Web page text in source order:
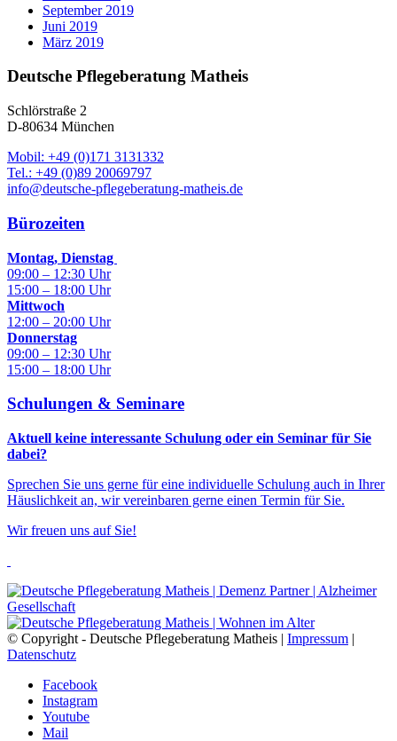
September 2019
Juni 2019
März 2019
Deutsche Pflegeberatung Matheis
Schlörstraße 2
D-80634 München
Mobil: +49 (0)171 3131332
Tel.: +49 (0)89 20069797
info@deutsche-pflegeberatung-matheis.de
Bürozeiten
Montag, Dienstag
09:00 – 12:30 Uhr
15:00 – 18:00 Uhr
Mittwoch
12:00 – 20:00 Uhr
Donnerstag
09:00 – 12:30 Uhr
15:00 – 18:00 Uhr
Schulungen & Seminare
Aktuell keine interessante Schulung oder ein Seminar für Sie
dabei?
Sprechen Sie uns gerne für eine individuelle Schulung auch in Ihrer
Häuslichkeit an, wir vereinbaren gerne einen Termin für Sie.
Wir freuen uns auf Sie!
© Copyright - Deutsche Pflegeberatung Matheis | Impressum |
Datenschutz
Facebook
Instagram
Youtube
Mail